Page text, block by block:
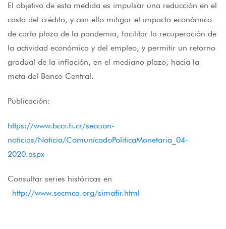
El objetivo de esta medida es impulsar una reducción en el
costo del crédito, y con ello mitigar el impacto económico
de corto plazo de la pandemia, facilitar la recuperación de
la actividad económica y del empleo, y permitir un retorno
gradual de la inflación, en el mediano plazo, hacia la
meta del Banco Central.
Publicación:
https://www.bccr.fi.cr/seccion-
noticias/Noticia/ComunicadoPoliticaMonetaria_04-
2020.aspx
Consultar series históricas en
http://www.secmca.org/simafir.html